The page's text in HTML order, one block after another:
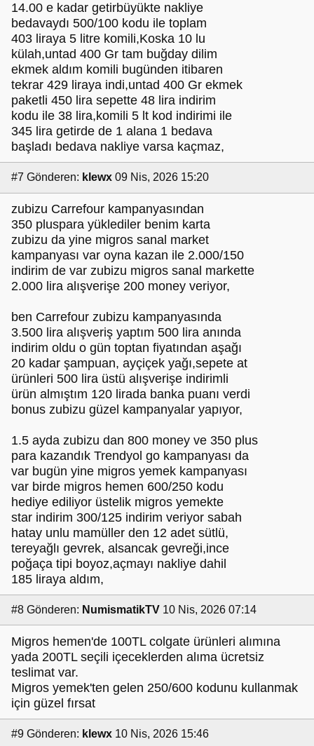
14.00 e kadar getirbüyükte nakliye
bedavaydı 500/100 kodu ile toplam
403 liraya 5 litre komili,Koska 10 lu
külah,untad 400 Gr tam buğday dilim
ekmek aldım komili bugünden itibaren
tekrar 429 liraya indi,untad 400 Gr ekmek
paketli 450 lira sepette 48 lira indirim
kodu ile 38 lira,komili 5 lt kod indirimi ile
345 lira getirde de 1 alana 1 bedava
başladı bedava nakliye varsa kaçmaz,
#7 Gönderen: klewx 09 Nis, 2026 15:20
zubizu Carrefour kampanyasından
350 pluspara yüklediler benim karta
zubizu da yine migros sanal market
kampanyası var oyna kazan ile 2.000/150
indirim de var zubizu migros sanal markette
2.000 lira alışverişe 200 money veriyor,
ben Carrefour zubizu kampanyasında
3.500 lira alışveriş yaptım 500 lira anında
indirim oldu o gün toptan fiyatından aşağı
20 kadar şampuan, ayçiçek yağı,sepete at
ürünleri 500 lira üstü alışverişe indirimli
ürün almıştım 120 lirada banka puanı verdi
bonus zubizu güzel kampanyalar yapıyor,
1.5 ayda zubizu dan 800 money ve 350 plus
para kazandık Trendyol go kampanyası da
var bugün yine migros yemek kampanyası
var birde migros hemen 600/250 kodu
hediye ediliyor üstelik migros yemekte
star indirim 300/125 indirim veriyor sabah
hatay unlu mamüller den 12 adet sütlü,
tereyağlı gevrek, alsancak gevreği,ince
poğaça tipi boyoz,açmayı nakliye dahil
185 liraya aldım,
#8 Gönderen: NumismatikTV 10 Nis, 2026 07:14
Migros hemen'de 100TL colgate ürünleri alımına
yada 200TL seçili içeceklerden alıma ücretsiz
teslimat var.
Migros yemek'ten gelen 250/600 kodunu kullanmak
için güzel fırsat
#9 Gönderen: klewx 10 Nis, 2026 15:46